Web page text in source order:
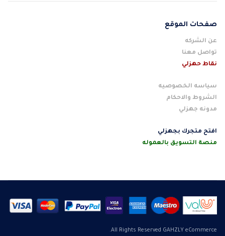
صفحات الموقع
عن الشركه
تواصل معنا
نقاط حهزلي
سياسه الخصوصيه
الشروط والاحكام
مدونه جهزلي
افتح متجرك بجهزلي
منصة التسويق بالعموله
All Rights Reserved GAHZLY eCommerce.